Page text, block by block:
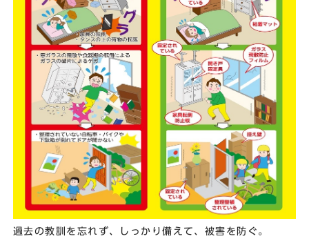
過去の教訓を忘れず、しっかり備えて、被害を防ぐ。